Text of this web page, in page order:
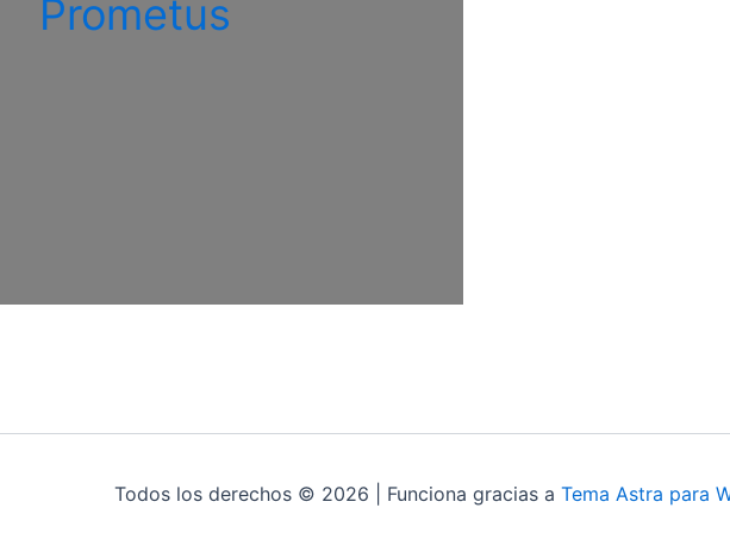
Prometus
Todos los derechos © 2026 | Funciona gracias a Tema Astra para